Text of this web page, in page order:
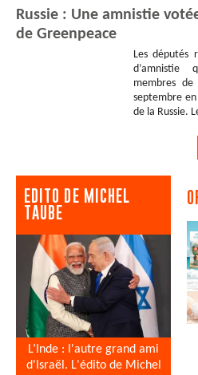
Russie : Une amnistie
de Greenpeace
Les députés
membres
septembre
de la Russie.
EDITO DE MICHEL
TAUBE
L’Inde : l'autre grand ami
d'Israël. L'édito de Michel